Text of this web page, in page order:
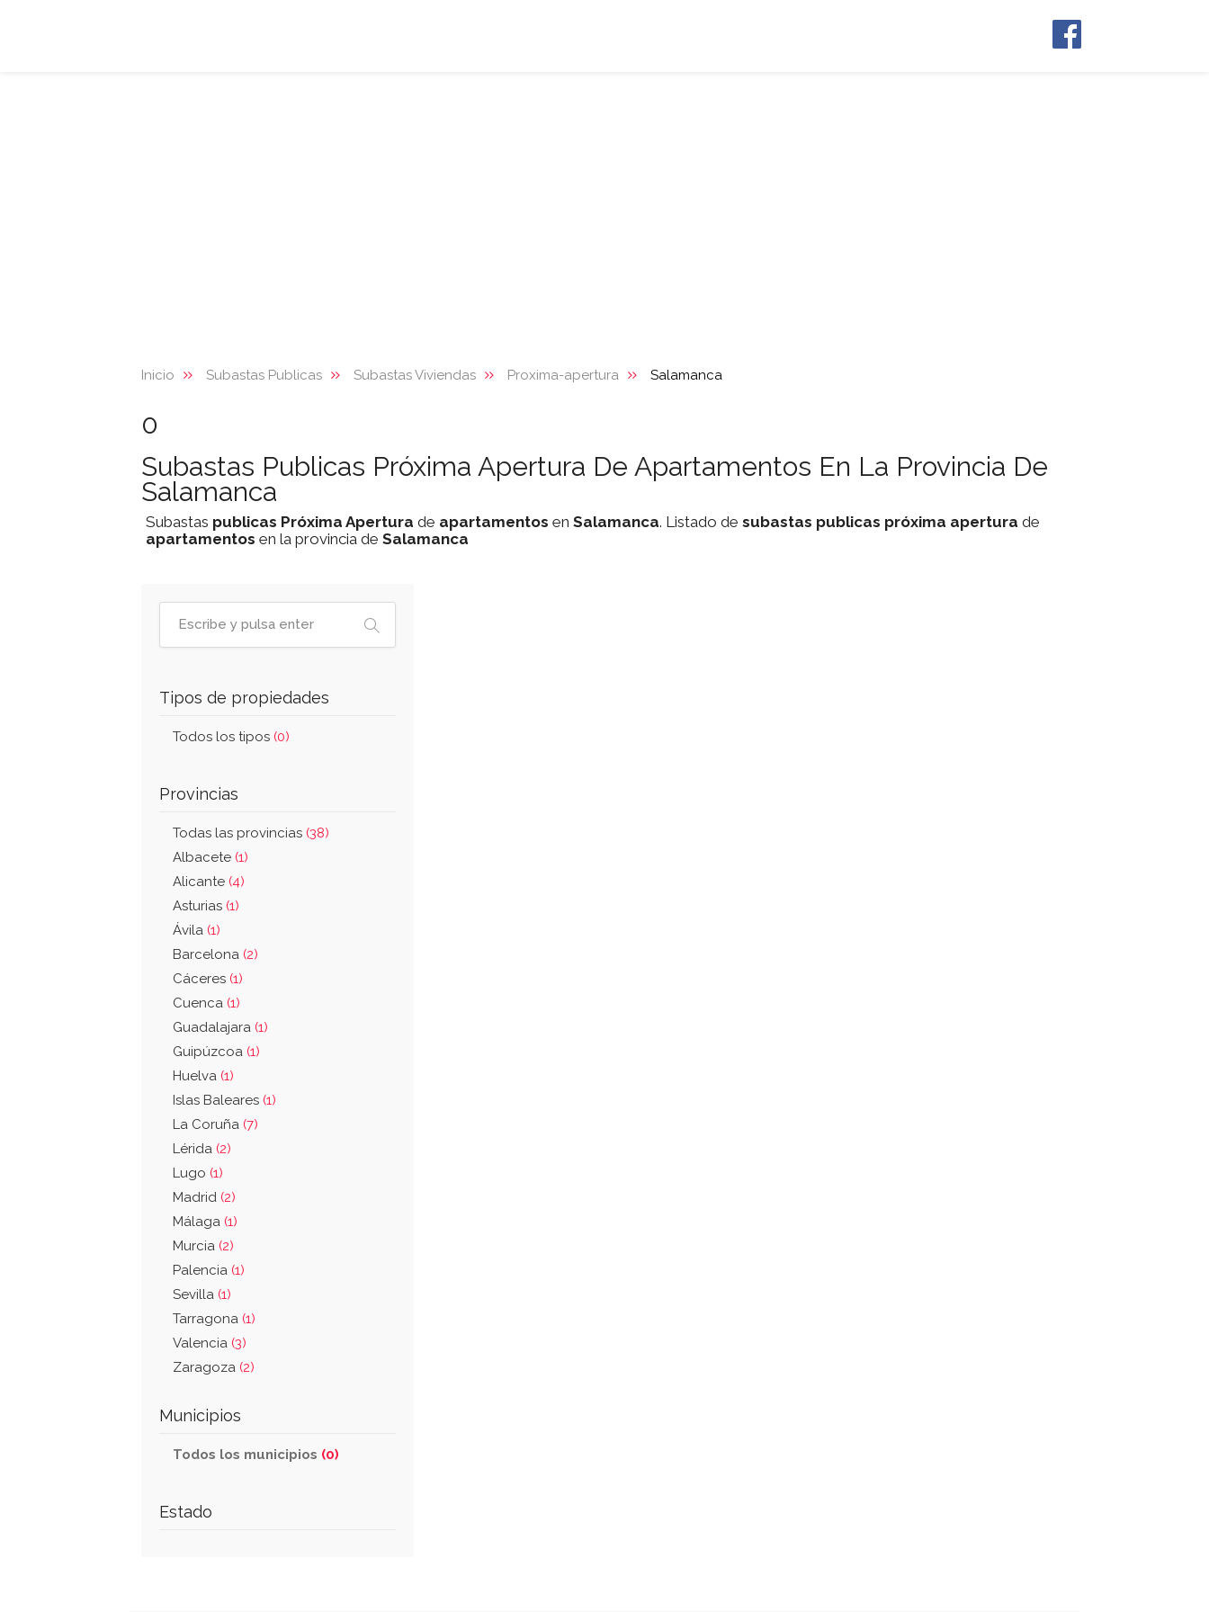
Inicio Subastas Publicas Subastas Viviendas Proxima-apertura Salamanca
0
Subastas Publicas Próxima Apertura De Apartamentos En La Provincia De
Salamanca
Subastas publicas Próxima Apertura de apartamentos en Salamanca. Listado de subastas publicas próxima apertura de
apartamentos en la provincia de Salamanca
Tipos de propiedades
Todos los tipos (0)
Provincias
Todas las provincias (38)
Albacete (1)
Alicante (4)
Asturias (1)
Ávila (1)
Barcelona (2)
Cáceres (1)
Cuenca (1)
Guadalajara (1)
Guipúzcoa (1)
Huelva (1)
Islas Baleares (1)
La Coruña (7)
Lérida (2)
Lugo (1)
Madrid (2)
Málaga (1)
Murcia (2)
Palencia (1)
Sevilla (1)
Tarragona (1)
Valencia (3)
Zaragoza (2)
Municipios
Todos los municipios (0)
Estado